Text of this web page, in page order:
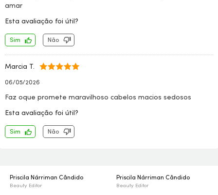
amar
Esta avaliação foi útil?
Sim Não
Marcia T.
06/05/2026
Faz oque promete maravilhoso cabelos macios sedosos
Esta avaliação foi útil?
Sim Não
Priscila Nárriman Cândido
Beauty Editor
Priscila Nárriman Cândido
Beauty Editor